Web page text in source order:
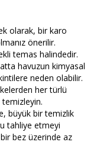
olarak, bir karo
önerilir.
temas halindedir.
havuzun kimyasal
neden olabilir.
her türlü
büyük bir temizlik
tahliye etmeyi
bez üzerinde az